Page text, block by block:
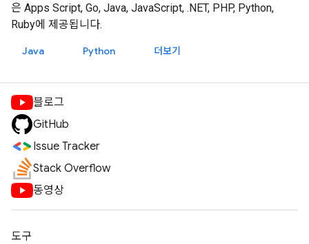
은 Apps Script, Go, Java, JavaScript, .NET, PHP, Python,
Ruby에 제공됩니다.
Java Python 더보기
블로그
GitHub
Issue Tracker
Stack Overflow
동영상
도구